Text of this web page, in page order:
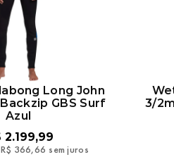
Long John
GBS Surf
Azul
2.199,99
R$ 366,66 sem juros
3/